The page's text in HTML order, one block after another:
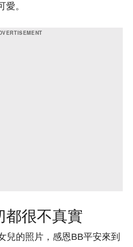
。
都很不真實
兒的照片，感恩BB平安來到